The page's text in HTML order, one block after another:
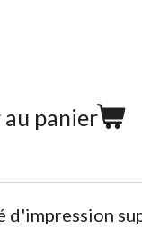
panier
d'impression